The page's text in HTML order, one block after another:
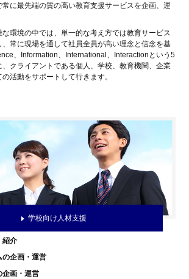
に最先端の質の高い教育支援サービスを企画、運
環境の中では、単一的な考え方では教育サービス
常に現場を通して社員全員が高い理念と信念を基
、Information、International、Interactionという5
クライアントである個人、学校、教育機関、企業
活動をサポートして行きます。
学校向け人材支援
紹介
の企画・運営
企画・運営